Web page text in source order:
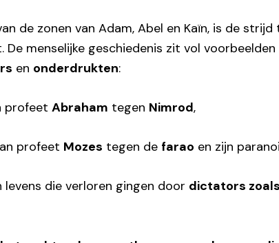
de zonen van Adam, Abel en Kaïn, is de
menselijke geschiedenis zit vol
en onderdrukten:
profeetAbraham tegen Nimrod,
profeet Mozes tegen de farao en zijn
levens die verloren gingen door dictators